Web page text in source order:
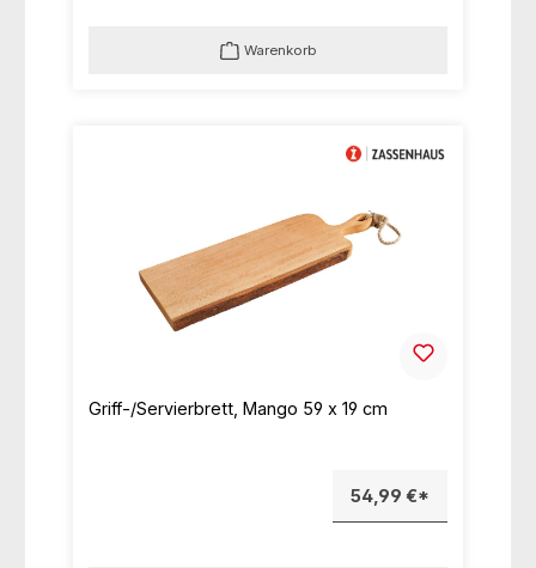
Warenkorb
Griff-/Servierbrett, Mango 59 x 19 cm
54,99 €*